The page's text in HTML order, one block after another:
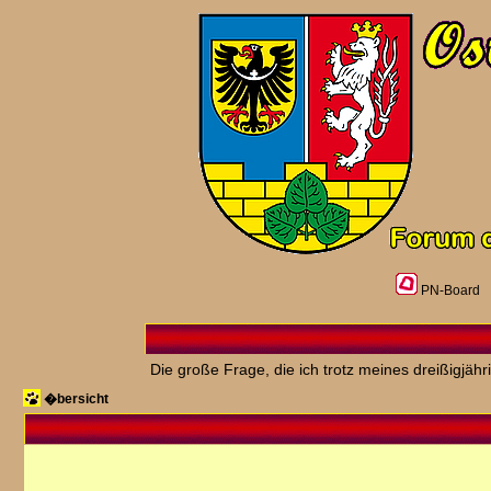
PN-Board
Die große Frage, die ich trotz meines
�bersicht